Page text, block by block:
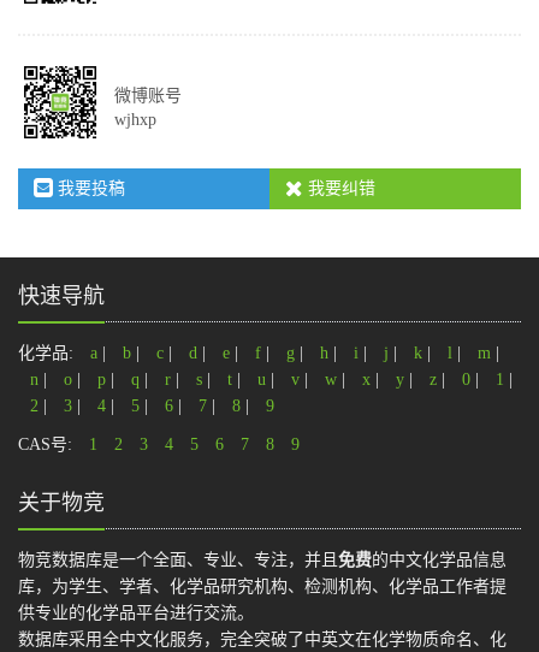
微博账号
wjhxp
我要投稿 我要纠错
快速导航
化学品: a b c d e f g h i j k l m
n
o p q r s t u v w x y z 0 1
2
3 4 5 6 7 8 9
CAS号: 1 2 3 4 5 6 7 8 9
关于物竞
物竞数据库是一个全面、专业、专注，并且 免费的中文化学品信息
库，为学生、学者、化学品研究机构、检测机构、化学品工作者提
供专业的化学品平台进行交流。
数据库采用全中文化服务，完全突破了中英文在化学物质命名、化